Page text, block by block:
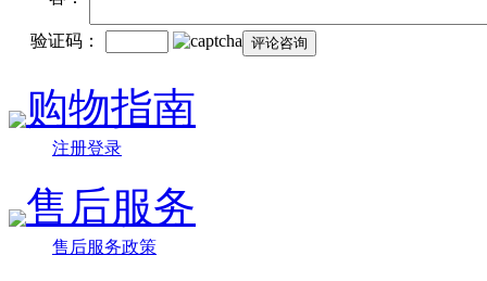
验证码：
购物指南
注册登录
售后服务
售后服务政策